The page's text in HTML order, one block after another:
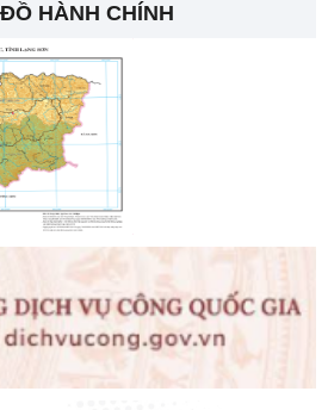
HÀNH CHÍNH